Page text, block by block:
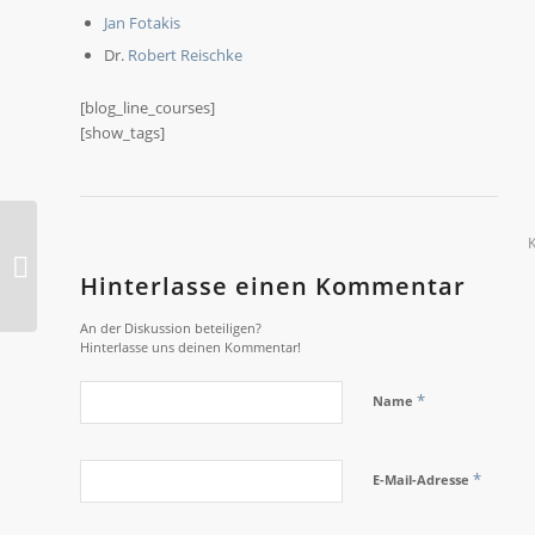
Jan Fotakis
Dr. Robert Reischke
[blog_line_courses]
[show_tags]
Hinterlasse einen Kommentar
An der Diskussion beteiligen?
Hinterlasse uns deinen Kommentar!
Name *
E-Mail-Adresse *
(Mittelstufe) 2021